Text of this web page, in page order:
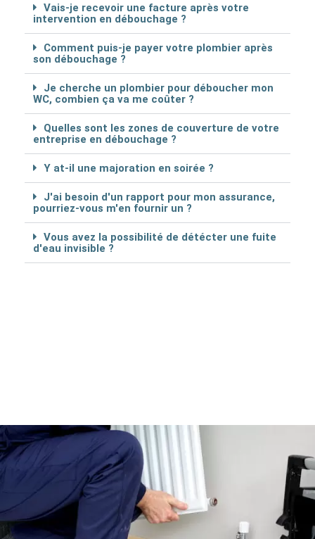
Vais-je recevoir une facture après votre
intervention en débouchage ?
Comment puis-je payer votre plombier après
son débouchage ?
Je cherche un plombier pour déboucher mon
WC, combien ça va me coûter ?
Quelles sont les zones de couverture de votre
entreprise en débouchage ?
Y at-il une majoration en soirée ?
J'ai besoin d'un rapport pour mon assurance,
pourriez-vous m'en fournir un ?
Vous avez la possibilité de détécter une fuite
d'eau invisible ?